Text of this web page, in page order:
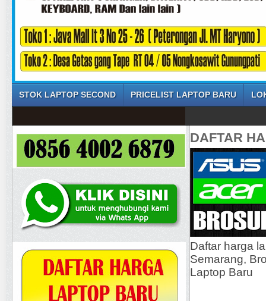
STOK LAPTOP SECOND PRICELIST LAPTOP BARU
DAFTAR
Daftar harga
Semarang,
Laptop Baru